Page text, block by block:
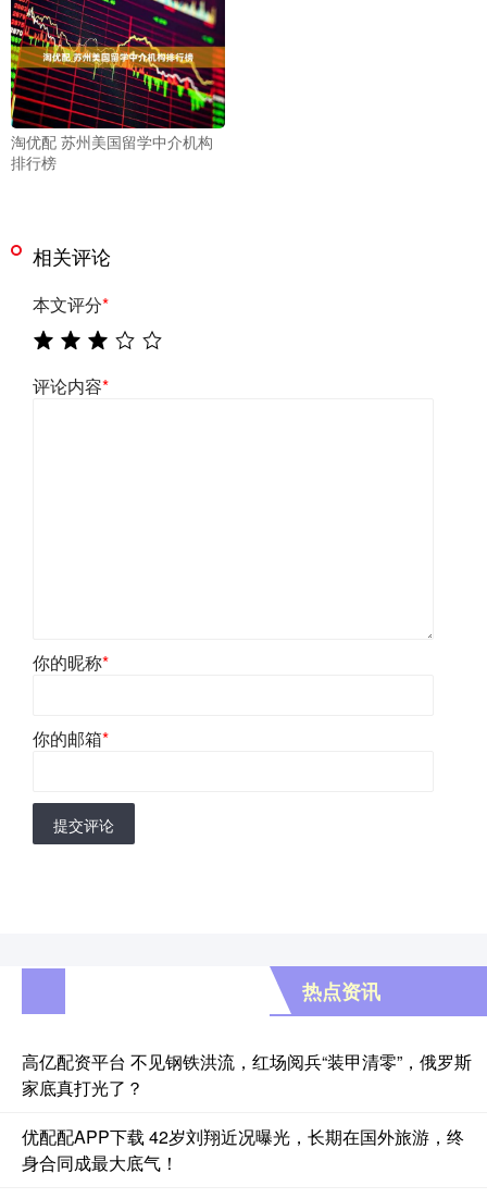
淘优配 苏州美国留学中介机构
排行榜
相关评论
本文评分*
评论内容*
你的昵称*
你的邮箱*
提交评论
热点资讯
高亿配资平台 不见钢铁洪流，红场阅兵“装甲清零”，俄罗斯
家底真打光了？
优配配APP下载 42岁刘翔近况曝光，长期在国外旅游，终
身合同成最大底气！